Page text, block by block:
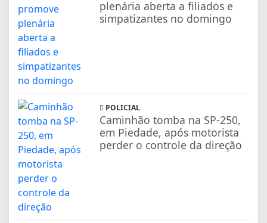
plenária aberta a filiados e
simpatizantes no domingo
POLICIAL
Caminhão tomba na SP-250,
em Piedade, após motorista
perder o controle da direção